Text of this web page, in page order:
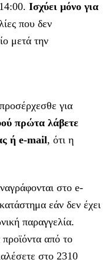
Ισχύει μόνο για
που δεν
μετά την
για
πρώτα λάβετε
ή e-mail, ότι η
στο e-
εάν δεν έχει
παραγγελία.
από το
στο 2310